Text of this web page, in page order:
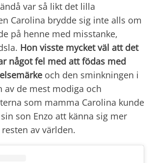
var så likt det lilla
Carolina brydde sig inte alls om
på henne med misstanke,
Hon visste mycket väl att det
något fel med att födas med
och den sminkningen i
av de mest modiga och
som mamma Carolina kunde
son Enzo att känna sig mer
av världen.